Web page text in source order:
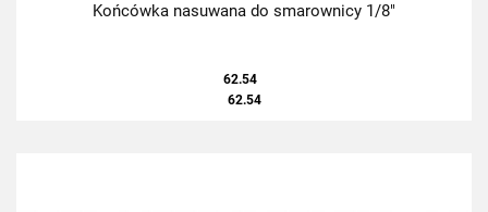
Końcówka nasuwana do smarownicy 1/8"
62.54
62.54